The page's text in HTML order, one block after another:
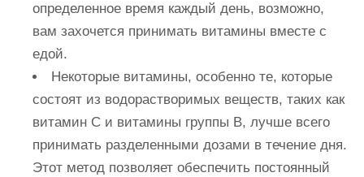
определенное время каждый день, возможно,
вам захочется принимать витамины вместе с
едой.
Некоторые витамины, особенно те, которые
состоят из водорастворимых веществ, таких как
витамин С и витамины группы В, лучше всего
принимать разделенными дозами в течение дня.
Этот метод позволяет обеспечить постоянный